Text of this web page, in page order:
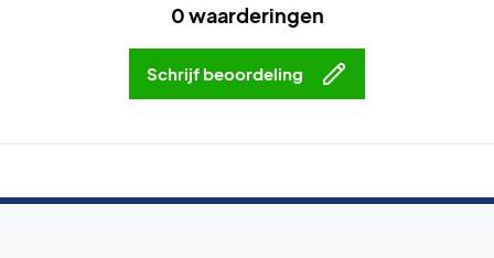
0 waarderingen
Schrijf beoordeling